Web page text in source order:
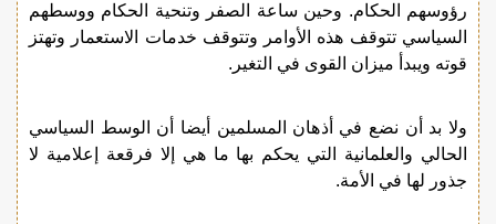
رؤوسهم الحكام. وحين ساعة الصفر وتنحية الحكام ووسطهم
السياسي تتوقف هذه الأوامر وتتوقف خدمات الاستعمار وتهتز
قوته ويبدأ ميزان القوى في التغير.
ولا بد أن نضع في أذهان المسلمين أيضا أن الوسط السياسي
الحالي والعلمانية التي يحكم بها ما هي إلا فرقعة إعلامية لا
جذور لها في الأمة.